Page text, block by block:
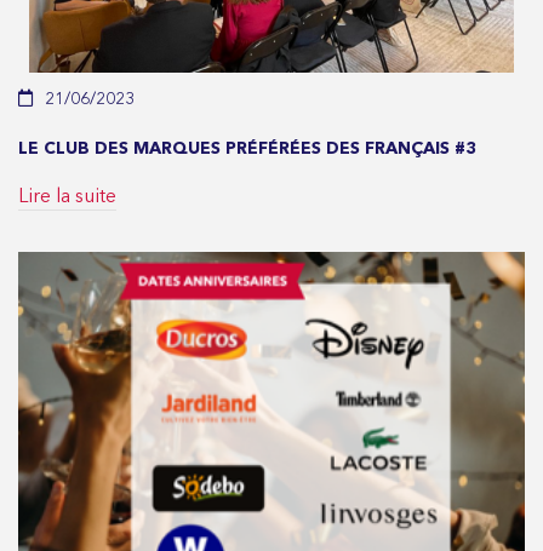
21/06/2023
LE CLUB DES MARQUES PRÉFÉRÉES DES FRANÇAIS #3
Lire la suite